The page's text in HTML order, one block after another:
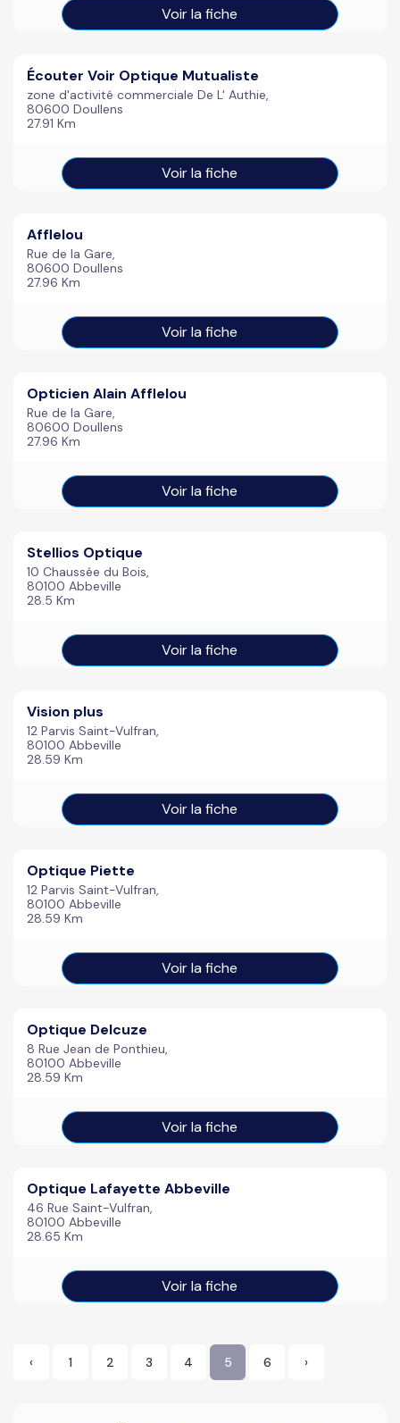
Voir la fiche
Écouter Voir Optique Mutualiste
zone d'activité commerciale De L' Authie,
80600 Doullens
27.91 Km
Voir la fiche
Afflelou
Rue de la Gare,
80600 Doullens
27.96 Km
Voir la fiche
Opticien Alain Afflelou
Rue de la Gare,
80600 Doullens
27.96 Km
Voir la fiche
Stellios Optique
10 Chaussée du Bois,
80100 Abbeville
28.5 Km
Voir la fiche
Vision plus
12 Parvis Saint-Vulfran,
80100 Abbeville
28.59 Km
Voir la fiche
Optique Piette
12 Parvis Saint-Vulfran,
80100 Abbeville
28.59 Km
Voir la fiche
Optique Delcuze
8 Rue Jean de Ponthieu,
80100 Abbeville
28.59 Km
Voir la fiche
Optique Lafayette Abbeville
46 Rue Saint-Vulfran,
80100 Abbeville
28.65 Km
Voir la fiche
‹ 1 2 3 4 5 6 ›